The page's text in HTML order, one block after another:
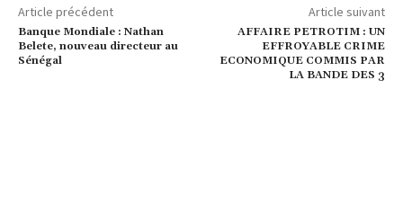
Article précédent
Banque Mondiale : Nathan
Belete, nouveau directeur au
Sénégal
Article suivant
AFFAIRE PETROTIM : UN
EFFROYABLE CRIME
ECONOMIQUE COMMIS PAR
LA BANDE DES 3